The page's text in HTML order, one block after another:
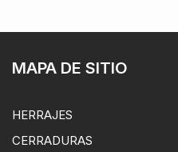
MAPA DE SITIO
HERRAJES
CERRADURAS